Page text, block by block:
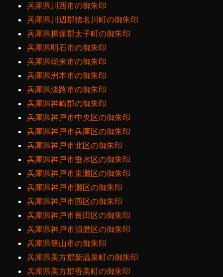
兵庫県川西市の御朱印
兵庫県川辺郡猪名川町の御朱印
兵庫県揖保郡太子町の御朱印
兵庫県明石市の御朱印
兵庫県朝来市の御朱印
兵庫県洲本市の御朱印
兵庫県淡路市の御朱印
兵庫県神崎郡の御朱印
兵庫県神戸市中央区の御朱印
兵庫県神戸市兵庫区の御朱印
兵庫県神戸市北区の御朱印
兵庫県神戸市垂水区の御朱印
兵庫県神戸市東灘区の御朱印
兵庫県神戸市灘区の御朱印
兵庫県神戸市西区の御朱印
兵庫県神戸市長田区の御朱印
兵庫県神戸市須磨区の御朱印
兵庫県篠山市の御朱印
兵庫県美方郡新温泉町の御朱印
兵庫県美方郡香美町の御朱印